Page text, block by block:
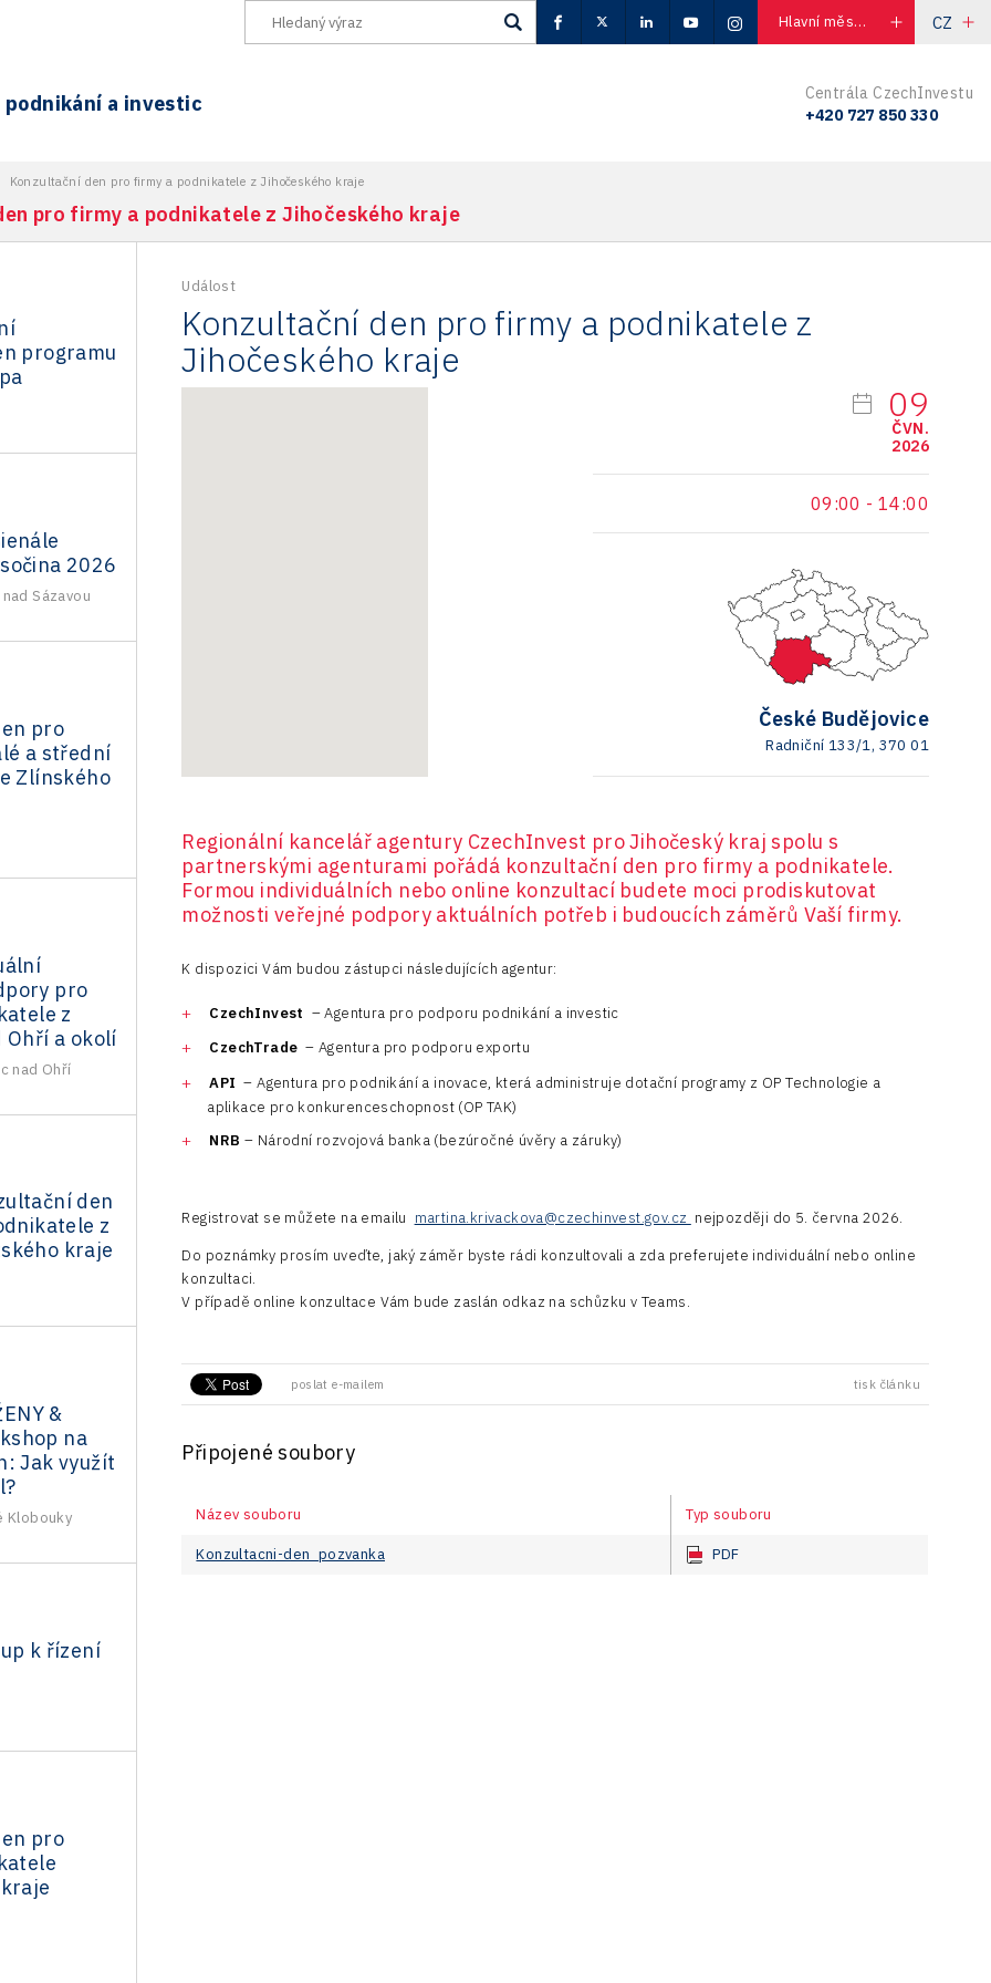
Hlavní město Praha CZ
a investic
Centrála CzechInvestu
+420 727 850 330
Konzultační den pro firmy a podnikatele z Jihočeského kraje
pro firmy a podnikatele z Jihočeského kraje
programu
2026
Sázavou
pro
a střední
Zlínského
pro
z
Ohří a okolí
nad Ohří
den
z
kraje
&
na
Jak využít
Klobouky
k řízení
pro
Událost
Konzultační den pro firmy a podnikatele z
Jihočeského kraje
09
ČVN.
2026
09:00 - 14:00
České Budějovice
Radniční 133/1, 370 01
Regionální kancelář agentury CzechInvest pro Jihočeský kraj spolu s
partnerskými agenturami pořádá konzultační den pro firmy a podnikatele.
Formou individuálních nebo online konzultací budete moci prodiskutovat
možnosti veřejné podpory aktuálních potřeb i budoucích záměrů Vaší firmy.
K dispozici Vám budou zástupci následujících agentur:
CzechInvest – Agentura pro podporu podnikání a investic
CzechTrade – Agentura pro podporu exportu
API – Agentura pro podnikání a inovace, která administruje dotační programy z OP Technologie a
aplikace pro konkurenceschopnost (OP TAK)
NRB – Národní rozvojová banka (bezúročné úvěry a záruky)
Registrovat se můžete na emailu martina.krivackova@czechinvest.gov.cz nejpozději do 5. června 2026.
Do poznámky prosím uveďte, jaký záměr byste rádi konzultovali a zda preferujete individuální nebo online
konzultaci.
V případě online konzultace Vám bude zaslán odkaz na schůzku v Teams.
poslat e-mailem tisk článku
Připojené soubory
Název souboru Typ souboru
Konzultacni-den_pozvanka PDF